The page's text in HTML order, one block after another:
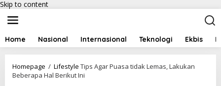
Skip to content
Home Nasional Internasional Teknologi Ekbis
Homepage / Lifestyle Tips Agar Puasa tidak Lemas, Lakukan
Beberapa Hal Berikut Ini